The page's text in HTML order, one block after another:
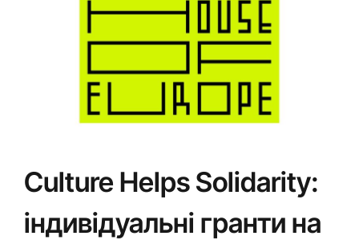
Culture Helps Solidarity:
індивідуальні гранти на